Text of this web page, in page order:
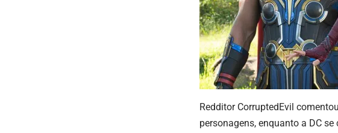
Redditor CorruptedEvil
personagens, enquanto a DC